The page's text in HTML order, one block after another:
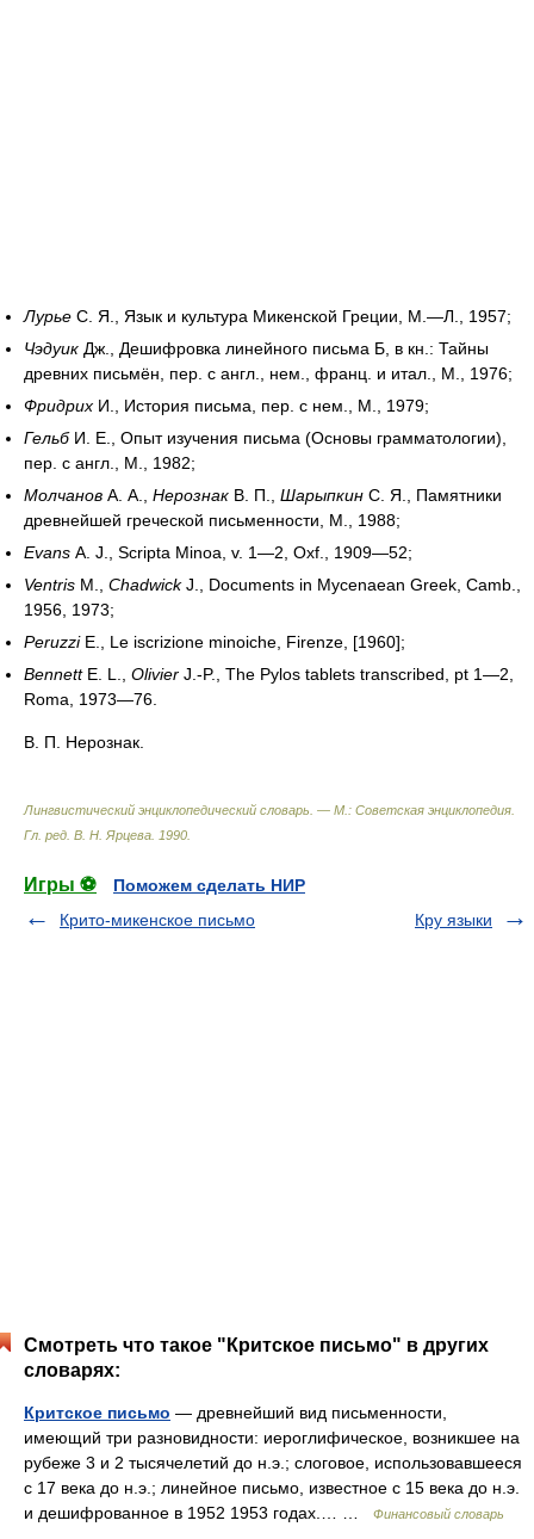
Лурье С. Я., Язык и культура Микенской Греции, М.—Л., 1957;
Чэдуик Дж., Дешифровка линейного письма Б, в кн.: Тайны
древних письмён, пер. с англ., нем., франц. и итал., М., 1976;
Фридрих И., История письма, пер. с нем., М., 1979;
Гельб И. Е., Опыт изучения письма (Основы грамматологии),
пер. с англ., М., 1982;
Молчанов А. А., Нерознак В. П., Шарыпкин С. Я., Памятники
древнейшей греческой письменности, М., 1988;
Evans A. J., Scripta Minoa, v. 1—2, Oxf., 1909—52;
Ventris M., ChadwickJ., Documents in Mycenaean Greek, Camb.,
1956, 1973;
Peruzzi E., Le iscrizione minoiche, Firenze, [1960];
Bennett E. L., Olivier J.-P., The Pylos tablets transcribed, pt 1—2,
Roma, 1973—76.
В. П. Нерознак.
Лингвистический энциклопедический словарь. — М.: Советская энциклопедия
Гл. ред. В. Н. Ярцева 1990
Игры ⚽
Поможем сделать НИР
Крито-микенское письмо
Кру языки
Смотреть что такое "Критское письмо" в других
словарях:
Критское письмо — древнейший вид письменности,
имеющий три разновидности: иероглифическое, возникшее на
рубеже 3 и 2 тысячелетий до н.э.; слоговое, использовавшееся
с 17 века до н.э.; линейное письмо, известное с 15 века до н.э.
и дешифрованное в 1952 1953 годах.… …
Финансовый словарь